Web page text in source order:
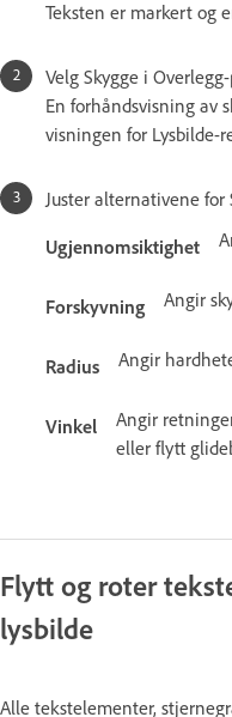
Teksten er markert og
Velg Skygge i
En forhåndsvisning av
visningen for Lysbilde-
Juster alternativene for
Ugjennomsiktighet
Forskyvning Angir
Radius Angir
Vinkel
Angir
eller flytt
Flytt og roter
lysbilde
Alle tekstelementer,